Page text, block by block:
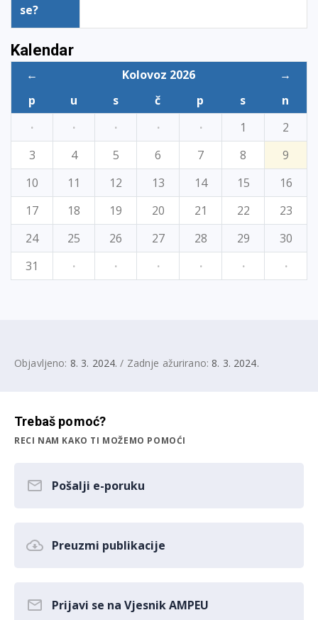
se?
Kalendar
← Kolovoz 2026
→
p
u s č p s
n
·
· · · · 1
2
3
4 5 6 7 8
9
10
11 12 13 14 15
16
17
18 19 20 21 22
23
24
25 26 27 28 29
30
31
· · · · · ·
Objavljeno: 8. 3. 2024. / Zadnje ažurirano: 8. 3. 2024.
Trebaš pomoć?
RECI NAM KAKO TI MOŽEMO POMOĆI
Pošalji e-poruku
Preuzmi publikacije
Prijavi se na Vjesnik AMPEU